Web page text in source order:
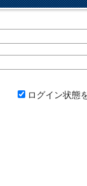
ログイン状態